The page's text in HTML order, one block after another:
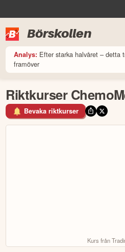
Börskollen
Analys: Efter starka halvåret – detta
framöver
Riktkurser
Bevaka riktkurser
Kurs från